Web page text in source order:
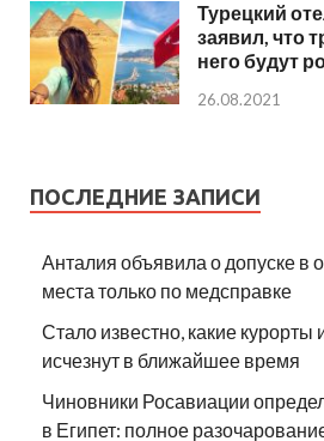
Турецкий
заявил, что
него будут
26.08.2021
ПОСЛЕДНИЕ ЗАПИСИ
Анталия объявила о допуске в
места только по медсправке
Стало известно, какие
исчезнут в ближайшее время
Чиновники Росавиации
в Египет: полное